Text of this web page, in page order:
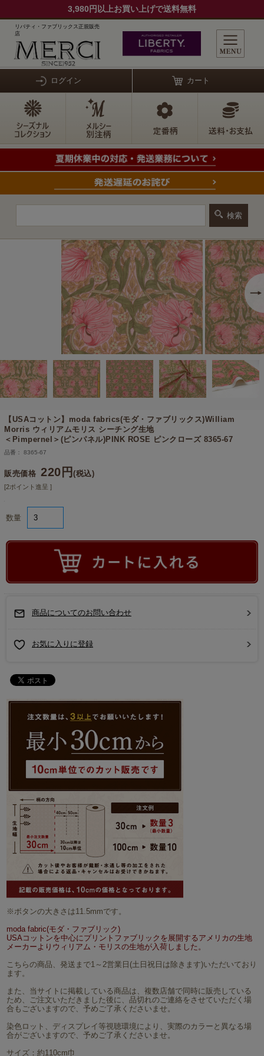
3,980円以上お買い上げで送料無料
リバティ・ファブリックス正規販売
店
ログイン カート
【USAコットン】 moda fabrics(モダ・ファブリックス)William
Morris ウィリアムモリス シーチング生地
＜Pimpernel＞(ピンパネル)PINK ROSE ピンクローズ 8365-67
品番： 8365-67
販売価格 220円(税込)
[2ポイント進呈 ]
数量
商品についてのお問い合わせ
お気に入りに登録
※ボタンの大きさは11.5mmです。
moda fabric(モダ・ファブリック)
USAコットンを中心にプリントファブリックを展開するアメリカの生地
メーカーよりウィリアム・モリスの生地が入荷しました。
こちらの商品、発送まで1～2営業日(土日祝日は除きます)いただいており
ます。
また、当サイトに掲載している商品は、複数店舗で同時に販売している
ため、ご注文いただきました後に、品切れのご連絡をさせていただく場
合もございますので、予めご了承くださいませ。
染色ロット、ディスプレイ等視聴環境により、実際のカラーと異なる場
合がございますので、予めご了承くださいませ。
サイズ：約110cm巾